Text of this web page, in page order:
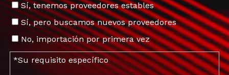
Sí, tenemos proveedores estables
Sí, pero buscamos nuevos proveedores
No, importación por primera vez